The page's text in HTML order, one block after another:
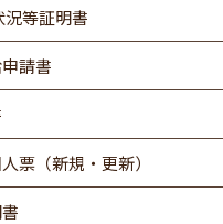
況等証明書
請書
票（新規・更新）